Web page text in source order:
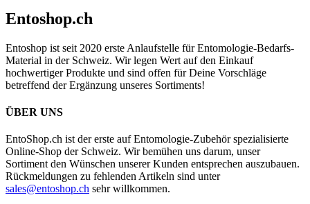
Entoshop.ch
Entoshop ist seit 2020 erste Anlaufstelle für Entomologie-Bedarfs-
Material in der Schweiz. Wir legen Wert auf den Einkauf
hochwertiger Produkte und sind offen für Deine Vorschläge
betreffend der Ergänzung unseres Sortiments!
ÜBER UNS
EntoShop.ch ist der erste auf Entomologie-Zubehör spezialisierte
Online-Shop der Schweiz. Wir bemühen uns darum, unser
Sortiment den Wünschen unserer Kunden entsprechen auszubauen.
Rückmeldungen zu fehlenden Artikeln sind unter
sales@entoshop.ch sehr willkommen.